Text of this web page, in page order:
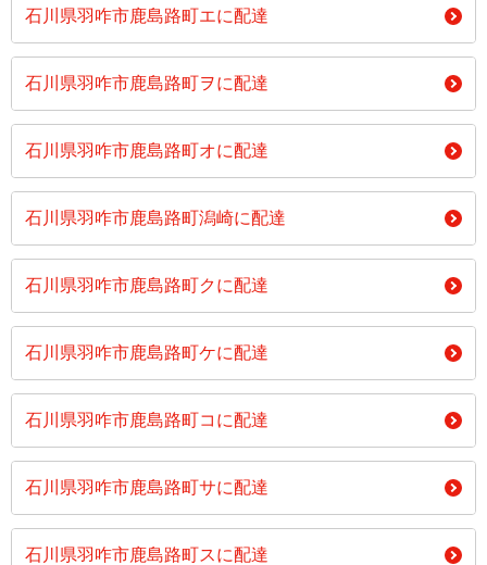
石川県羽咋市鹿島路町エに配達
石川県羽咋市鹿島路町ヲに配達
石川県羽咋市鹿島路町オに配達
石川県羽咋市鹿島路町潟崎に配達
石川県羽咋市鹿島路町クに配達
石川県羽咋市鹿島路町ケに配達
石川県羽咋市鹿島路町コに配達
石川県羽咋市鹿島路町サに配達
石川県羽咋市鹿島路町スに配達